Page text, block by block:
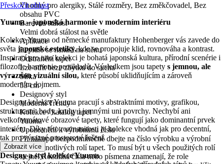
Vhodný pro alergiky, Stálé rozměry, Bez změkčovadel, Bez
obsahu PVC
Barevná stálost
Velmi dobrá stálost na světle
Aplikace
Lepidlo se nanáší na stěnu
Odstranění tapet
Lze otřít beze zbytku do sucha
Šířka
53 cm
Designový styl
Moderní/Trendy
Kolekce / katalog tapet
Yuuma
Upozornění k výrobnímu číslu
Při nákupu bezpodmínečně dbejte na číslo výrobku a výrobní
číslo jednotlivých rolí tapet. To musí být u všech použitých rolí
stejné. Rozdílná čísla nebo písmena znamenají, že role
Přeskočit oblast
Yuuma – japonská harmonie v moderním interiéru
Kolekce Yuuma od německé manufaktury Hohenberger vás zavede do
světa japonské estetiky,kde se propojuje klid, rovnováha a kontrast.
Inspirací pro tuto kolekci je bohatá japonská kultura, přírodní scenérie i
filozofie harmonie protikladů. Výsledkem jsou tapety s jemnou, ale
výraznou vizuální silou, které působí uklidňujícím a zároveň
moderním dojmem.
Designy kolekce Yuuma pracují s abstraktními motivy, grafikou,
strukturami, body, kruhy i jemnými uni povrchy. Nechybí ani
velkoformátové obrazové tapety, které fungují jako dominantní prvek
interiéru. Díky této rozmanitosti je kolekce vhodná jak pro decentní,
tak pro výrazné prostorové řešení.
Designy a styl kolekce Yuuma
Zobrazit více